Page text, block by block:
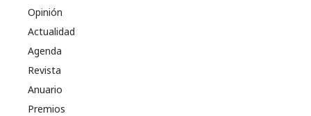
Opinión
Actualidad
Agenda
Revista
Anuario
Premios